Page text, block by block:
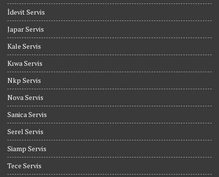
İdevit Servis
Japar Servis
Kale Servis
Kıwa Servis
Nkp Servis
Nova Servis
Sanica Servis
Serel Servis
Siamp Servis
Tece Servis